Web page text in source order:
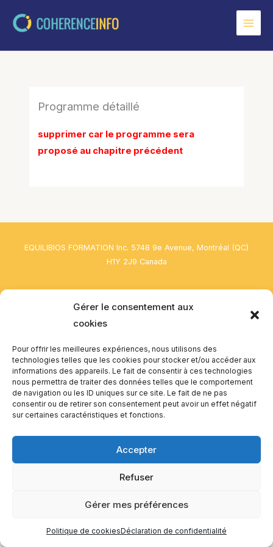
Gérer le consentement aux
cookies
Pour offrir les meilleures expériences, nous utilisons des
technologies telles que les cookies pour stocker et/ou accéder aux
informations des appareils. Le fait de consentir à ces technologies
nous permettra de traiter des données telles que le comportement
de navigation ou les ID uniques sur ce site. Le fait de ne pas
consentir ou de retirer son consentement peut avoir un effet négatif
sur certaines caractéristiques et fonctions.
Accepter
Refuser
Gérer mes préférences
Politique de cookiesDéclaration de confidentialité
Programme détaillé
supprimer car le programme sera
proposé au chapitre précédent
EQUILIBIOS FORMATION Inc. 5748 9e Avenue, Montréal (QC)
H1Y 2J9 Canada